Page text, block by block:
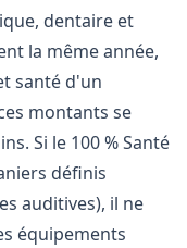
dentaire et
la même année,
santé d'un
montants se
Si le 100 % Santé
définis
auditives), il ne
équipements